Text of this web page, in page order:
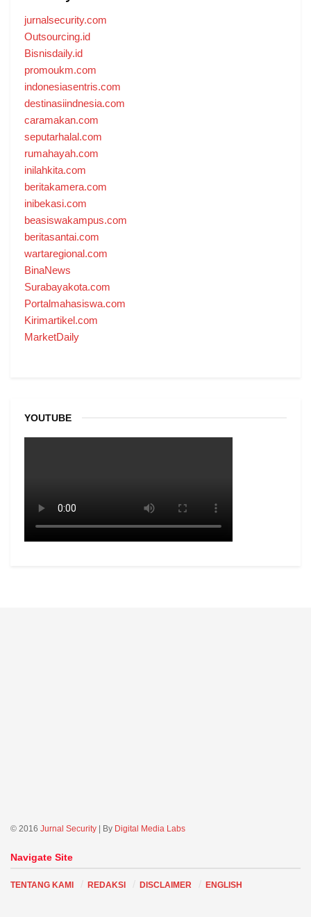
jurnalsecurity.com
Outsourcing.id
Bisnisdaily.id
promoukm.com
indonesiasentris.com
destinasiindnesia.com
caramakan.com
seputarhalal.com
rumahayah.com
inilahkita.com
beritakamera.com
inibekasi.com
beasiswakampus.com
beritasantai.com
wartaregional.com
BinaNews
Surabayakota.com
Portalmahasiswa.com
Kirimartikel.com
MarketDaily
YOUTUBE
© 2016 Jurnal Security | By Digital Media Labs
Navigate Site
TENTANG KAMI REDAKSI DISCLAIMER ENGLISH